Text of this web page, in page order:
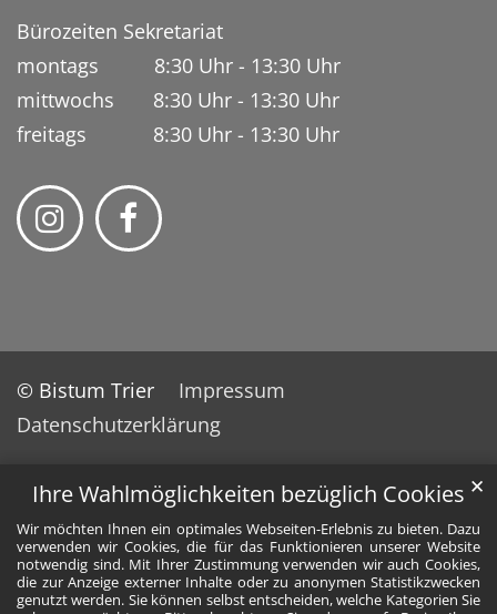
Ihre Wahlmöglichkeiten bezüglich Cookies
Wir möchten Ihnen ein optimales Webseiten-Erlebnis zu bieten. Dazu
verwenden wir Cookies, die für das Funktionieren unserer Website
notwendig sind. Mit Ihrer Zustimmung verwenden wir auch Cookies,
die zur Anzeige externer Inhalte oder zu anonymen Statistikzwecken
genutzt werden. Sie können selbst entscheiden, welche Kategorien Sie
✕
Bürozeiten Sekretariat
montags 8:30 Uhr - 13:30 Uhr
mittwochs 8:30 Uhr - 13:30 Uhr
freitags 8:30 Uhr - 13:30 Uhr
© Bistum Trier
Impressum
Datenschutzerklärung